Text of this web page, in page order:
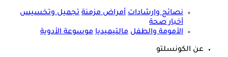
نصائح وارشادات أمراض مزمنة تجميل وتخسيس
أخبار صحة
الأمومة والطفل مالتيميديا موسوعة الأدوية
عن الكونسلتو